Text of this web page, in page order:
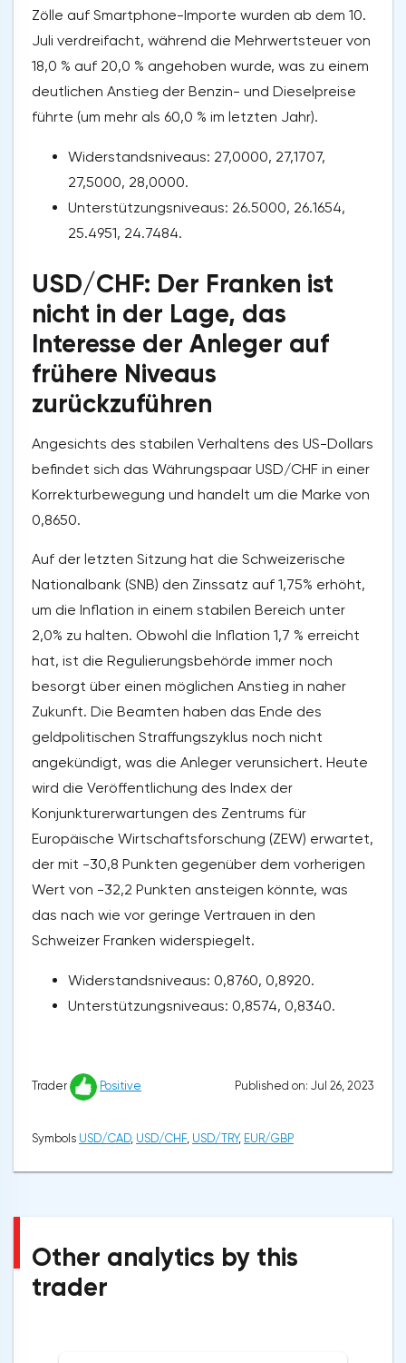
Zölle auf Smartphone-Importe wurden ab dem 10.
Juli verdreifacht, während die Mehrwertsteuer von
18,0 % auf 20,0 % angehoben wurde, was zu einem
deutlichen Anstieg der Benzin- und Dieselpreise
führte (um mehr als 60,0 % im letzten Jahr).
Widerstandsniveaus: 27,0000, 27,1707,
27,5000, 28,0000.
Unterstützungsniveaus: 26.5000, 26.1654,
25.4951, 24.7484.
USD/CHF: Der Franken ist
nicht in der Lage, das
Interesse der Anleger auf
frühere Niveaus
zurückzuführen
Angesichts des stabilen Verhaltens des US-Dollars
befindet sich das Währungspaar USD/CHF in einer
Korrekturbewegung und handelt um die Marke von
0,8650.
Auf der letzten Sitzung hat die Schweizerische
Nationalbank (SNB) den Zinssatz auf 1,75% erhöht,
um die Inflation in einem stabilen Bereich unter
2,0% zu halten. Obwohl die Inflation 1,7 % erreicht
hat, ist die Regulierungsbehörde immer noch
besorgt über einen möglichen Anstieg in naher
Zukunft. Die Beamten haben das Ende des
geldpolitischen Straffungszyklus noch nicht
angekündigt, was die Anleger verunsichert. Heute
wird die Veröffentlichung des Index der
Konjunkturerwartungen des Zentrums für
Europäische Wirtschaftsforschung (ZEW) erwartet,
der mit -30,8 Punkten gegenüber dem vorherigen
Wert von -32,2 Punkten ansteigen könnte, was
das nach wie vor geringe Vertrauen in den
Schweizer Franken widerspiegelt.
Widerstandsniveaus: 0,8760, 0,8920.
Unterstützungsniveaus: 0,8574, 0,8340.
Trader Positive Published on: Jul 26, 2023
Symbols USD/CAD, USD/CHF, USD/TRY, EUR/GBP
Other analytics by this
trader